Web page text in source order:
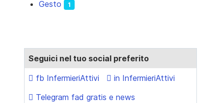
Gesto 1
Seguici nel tuo social preferito
fb InfermieriAttivi
in InfermieriAttivi
Telegram fad gratis e news